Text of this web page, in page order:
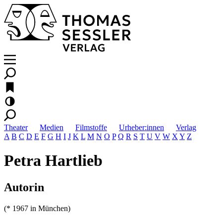
Theater Medien Filmstoffe Urheber:innen
Verlag
A B C D E F G H I J K L M N O P Q R S T U V W X Y Z
Petra Hartlieb
Autorin
(* 1967 in München)